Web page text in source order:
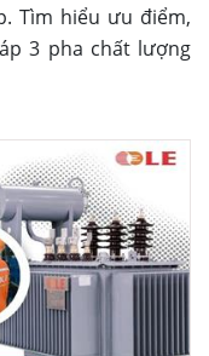
Tìm hiểu ưu điểm,
3 pha chất lượng